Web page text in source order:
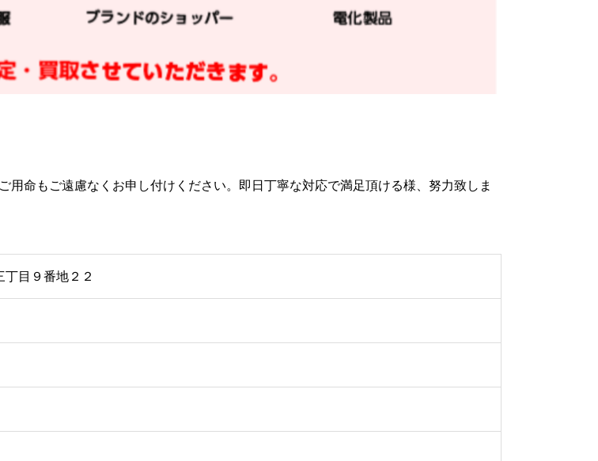
命もご遠慮なくお申し付けください。即日丁寧な対応で満足頂ける様、努力致しま
目９番地２２